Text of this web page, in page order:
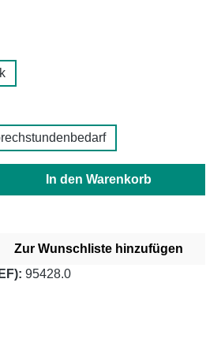
zurzeit nicht verfügbar.)
nicht verfügbar.)
Gib den gewünschten
In den Warenkorb
Zur Wunschliste hinzufügen
95428.0